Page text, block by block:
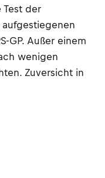
Test der
GP. Außer einem
wenigen
Zuversicht in